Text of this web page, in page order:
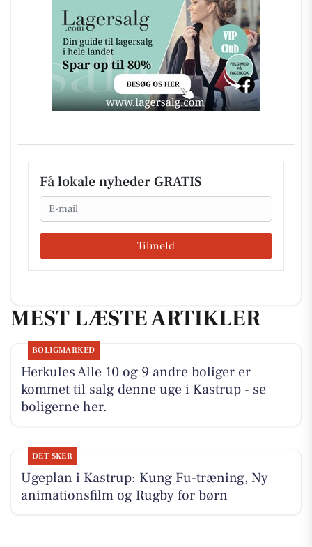
Få lokale nyheder GRATIS
Email
Tilmeld
MEST LÆSTE ARTIKLER
BOLIGMARKED
Herkules Alle 10 og 9 andre boliger er
kommet til salg denne uge i Kastrup - se
boligerne her.
DET SKER
Ugeplan i Kastrup: Kung Fu-træning, Ny
animationsfilm og Rugby for børn